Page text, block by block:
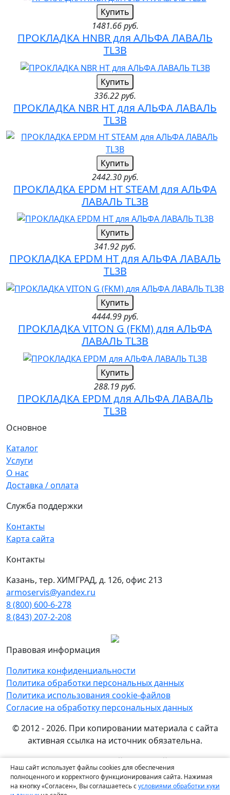
Купить
1481.66 руб.
ПРОКЛАДКА HNBR для АЛЬФА ЛАВАЛЬ
TL3B
Купить
336.22 руб.
ПРОКЛАДКА NBR HT для АЛЬФА ЛАВАЛЬ
TL3B
Купить
2442.30 руб.
ПРОКЛАДКА EPDM HT STEAM для АЛЬФА
ЛАВАЛЬ TL3B
Купить
341.92 руб.
ПРОКЛАДКА EPDM HT для АЛЬФА ЛАВАЛЬ
TL3B
Купить
4444.99 руб.
ПРОКЛАДКА VITON G (FKM) для АЛЬФА
ЛАВАЛЬ TL3B
Купить
288.19 руб.
ПРОКЛАДКА EPDM для АЛЬФА ЛАВАЛЬ
TL3B
Наш сайт использует файлы cookies для обеспечения
полноценного и корректного функционирования сайта. Нажимая
на кнопку «Согласен», Вы соглашаетесь сусловиями обработки куки
Основное
Каталог
Услуги
О нас
Доставка / оплата
Служба поддержки
Контакты
Карта сайта
Контакты
Казань, тер. ХИМГРАД, д. 126, офис 213
armoservis@yandex.ru
8 (800) 600-6-278
8 (843) 207-2-208
Правовая информация
Политика конфиденциальности
Политика обработки персональных данных
Политика использования cookie-файлов
Согласие на обработку персональных данных
© 2012 - 2026. При копировании материала с сайта
активная ссылка на источник обязательна.
Названия производителей, компаний и товарные
знаки используются на сайте исключительно в
информационных (справочных) целях. Все товарные